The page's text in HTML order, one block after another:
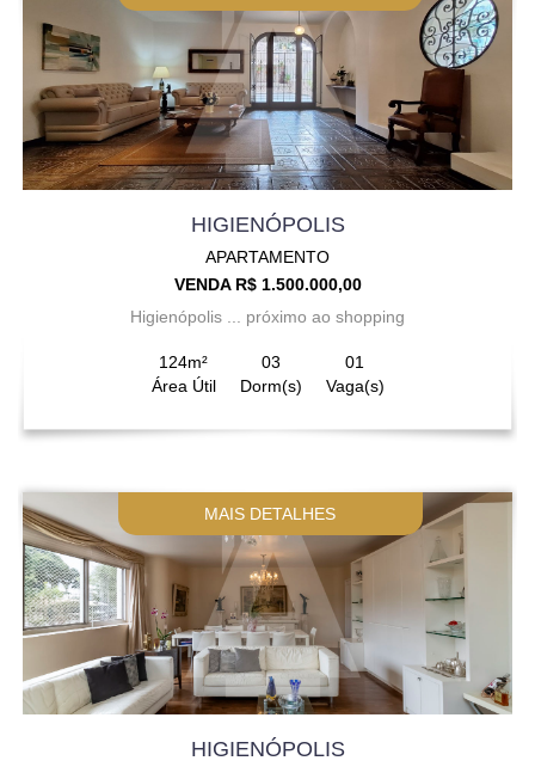
HIGIENÓPOLIS
APARTAMENTO
VENDA R$ 1.500.000,00
Higienópolis ... próximo ao shopping
124m²
Área Útil
03
Dorm(s)
01
Vaga(s)
MAIS DETALHES
HIGIENÓPOLIS